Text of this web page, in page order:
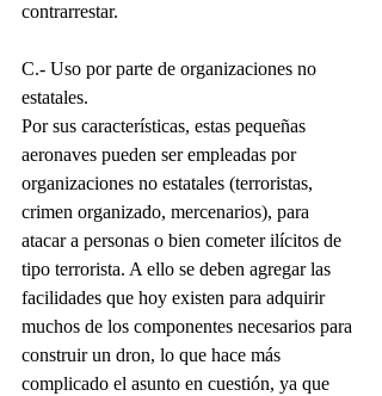
contrarrestar.
C.- Uso por parte de organizaciones no
estatales.
Por sus características, estas pequeñas
aeronaves pueden ser empleadas por
organizaciones no estatales (terroristas,
crimen organizado, mercenarios), para
atacar a personas o bien cometer ilícitos de
tipo terrorista. A ello se deben agregar las
facilidades que hoy existen para adquirir
muchos de los componentes necesarios para
construir un dron, lo que hace más
complicado el asunto en cuestión, ya que